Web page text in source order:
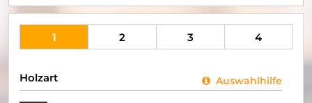
1 2 3 4
Holzart Auswahlhilfe